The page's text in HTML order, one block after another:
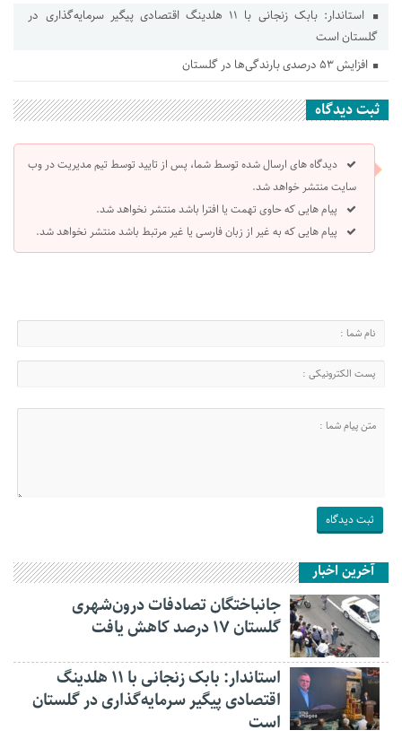
استاندار: بابک زنجانی با ۱۱ هلدینگ اقتصادی پیگیر سرمایه‌گذاری در
گلستان است
افزایش ۵۳ درصدی بارندگی‌ها در گلستان
ثبت دیدگاه
دیدگاه های ارسال شده توسط شما، پس از تایید توسط تیم مدیریت در وب
سایت منتشر خواهد شد.
پیام هایی که حاوی تهمت یا افترا باشد منتشر نخواهد شد.
پیام هایی که به غیر از زبان فارسی یا غیر مرتبط باشد منتشر نخواهد شد.
آخرین اخبار
جانباختگان تصادفات درون‌شهری
گلستان ۱۷ درصد کاهش یافت
استاندار: بابک زنجانی با ۱۱ هلدینگ
اقتصادی پیگیر سرمایه‌گذاری در گلستان
است